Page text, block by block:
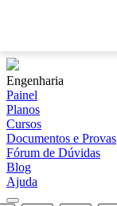
Engenharia
Painel
Planos
Cursos
Documentos e Provas
Fórum de Dúvidas
Blog
Ajuda